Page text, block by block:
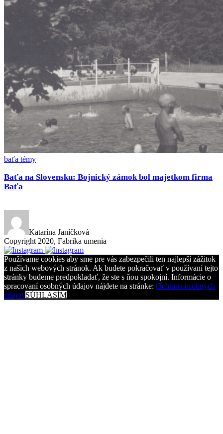
baťa témy
Baťa na Slovensku: Bojnický zámok bol majetkom firma
Baťa
Katarína Janíčková
Copyright 2020, Fabrika umenia
Používame cookies aby sme pre vás zabezpečili ten najlepší zážitok
z našich webových stránok. Ak budete pokračovať v používaní tejto
stránky budeme predpokladať, že ste s ňou spokojní. Informácie o
spracovaní osobných údajov nájdete na stránke: Ochrana osobných
údajovSÚHLASÍM